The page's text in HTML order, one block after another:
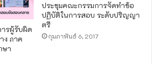
รผู้รับผิด
ง ภาค
ษา
ประชุมคณะกรรมการจัดทำข้อ
ปฏิบัติในการสอบ ระดับปริญญา
ตรี
กุมภาพันธ์ 6, 2017